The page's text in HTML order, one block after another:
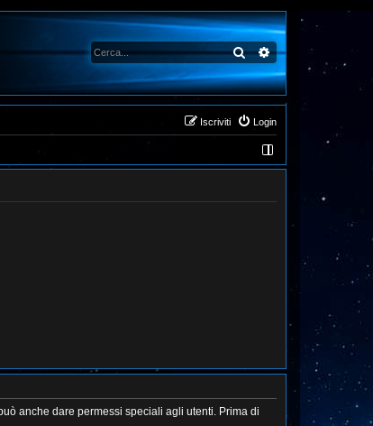
CercaRicerca avanzata
Login
Iscriviti
anche dare permessi speciali agli utenti. Prima di